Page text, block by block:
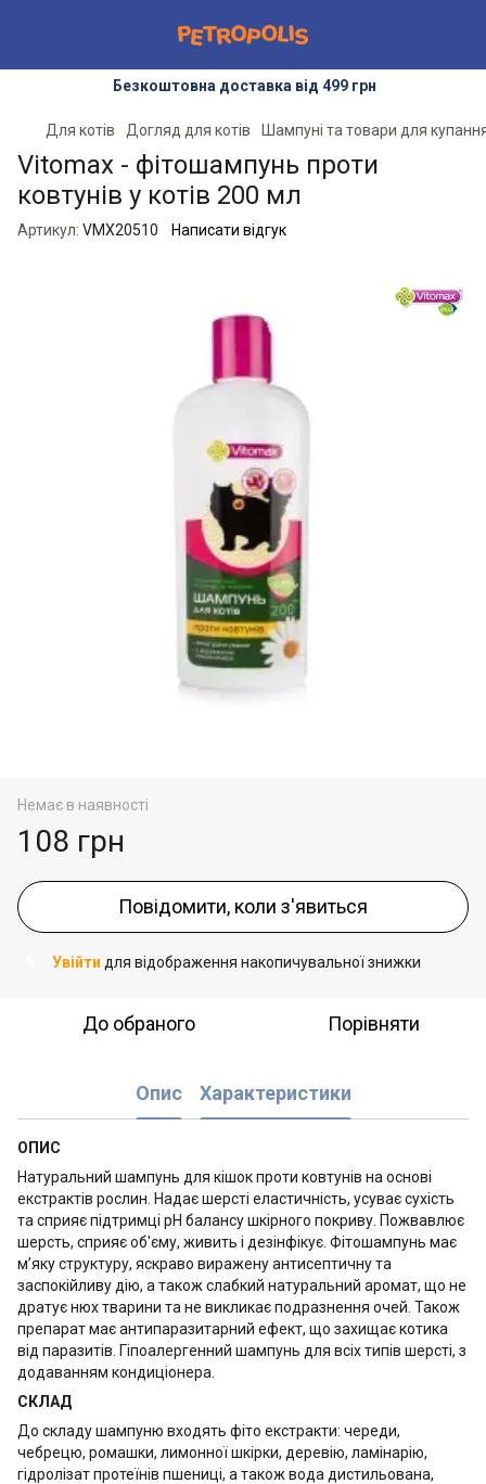
Безкоштовна доставка від 499 грн
Для котів Догляд для котів Шампуні та товари для
Vitomax - фітошампунь проти
ковтунів у котів 200 мл
Артикул: VMX20510 Написати відгук
Немає в наявності
108 грн
Повідомити, коли з'явиться
Увійти для відображення накопичувальної знижки
До обраного Порівняти
Опис Характеристики
ОПИС
Натуральний шампунь для кішок проти ковтунів на основі
екстрактів рослин. Надає шерсті еластичність, усуває сухість
та сприяє підтримці рН балансу шкірного покриву. Пожвавлює
шерсть, сприяє об'єму, живить і дезінфікує. Фітошампунь має
м’яку структуру, яскраво виражену антисептичну та
заспокійливу дію, а також слабкий натуральний аромат, що не
дратує нюх тварини та не викликає подразнення очей. Також
препарат має антипаразитарний ефект, що захищає котика
від паразитів. Гіпоалергенний шампунь для всіх типів шерсті, з
додаванням кондиціонера.
СКЛАД
До складу шампуню входять фіто екстракти: череди,
чебрецю, ромашки, лимонної шкірки, деревію, ламінарію,
гідролізат протеїнів пшениці, а також вода дистильована,